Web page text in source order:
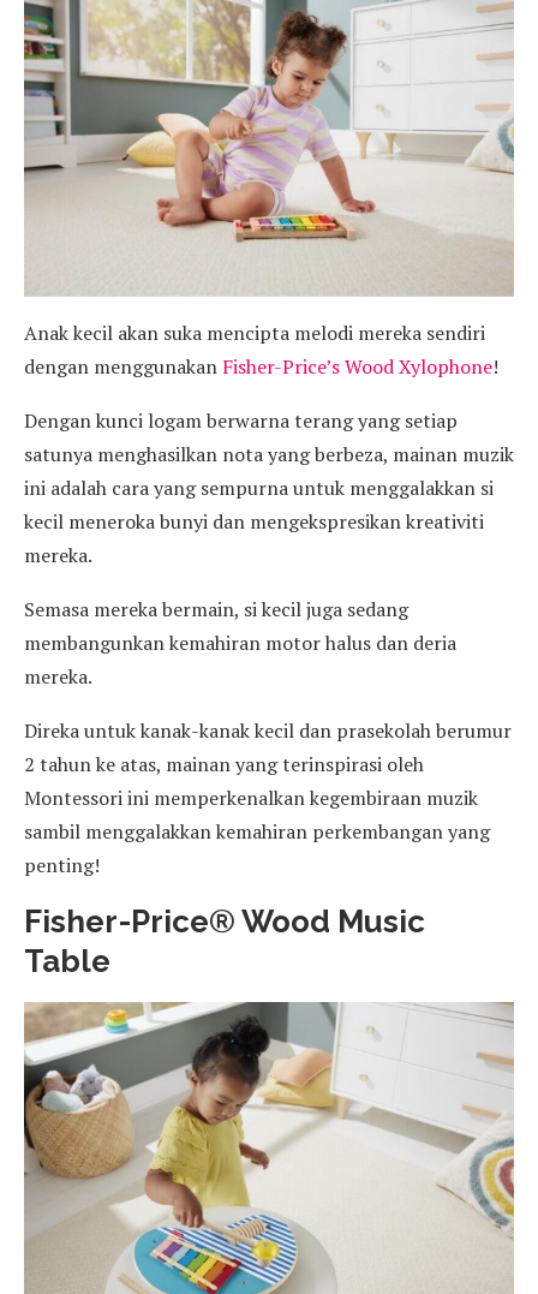
Anak kecil akan suka mencipta melodi mereka sendiri
dengan menggunakan Fisher-Price’s Wood Xylophone!
Dengan kunci logam berwarna terang yang setiap
satunya menghasilkan nota yang berbeza, mainan muzik
ini adalah cara yang sempurna untuk menggalakkan si
kecil meneroka bunyi dan mengekspresikan kreativiti
mereka.
Semasa mereka bermain, si kecil juga sedang
membangunkan kemahiran motor halus dan deria
mereka.
Direka untuk kanak-kanak kecil dan prasekolah berumur
2 tahun ke atas, mainan yang terinspirasi oleh
Montessori ini memperkenalkan kegembiraan muzik
sambil menggalakkan kemahiran perkembangan yang
penting!
Fisher-Price® Wood Music
Table